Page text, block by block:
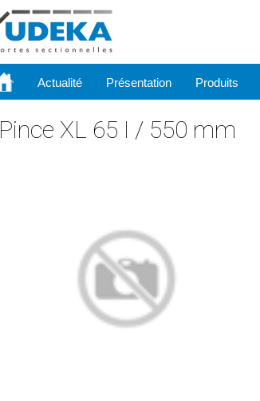
Actualité Présentation Produits
Pince XL 65 I / 550 mm